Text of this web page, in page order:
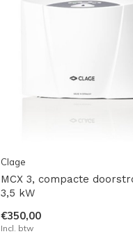
Clage
MCX 3, compacte
3,5 kW
€350,00
Incl. btw